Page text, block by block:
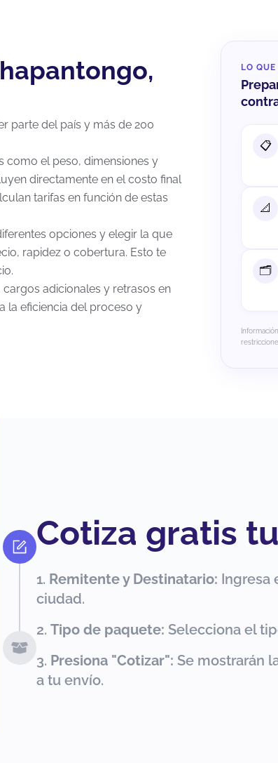
parte del país y más de 200
como el peso, dimensiones y
directamente en el costo final
tarifas en función de estas
opciones y elegir la que
rapidez o cobertura. Esto te
adicionales y retrasos en
la eficiencia del proceso y
LO QUE
Cotiza gratis
Remitente y Destinatario: Ingresa
ciudad.
Tipo de paquete: Selecciona el
Presiona "Cotizar": Se mostrarán
a tu envío.